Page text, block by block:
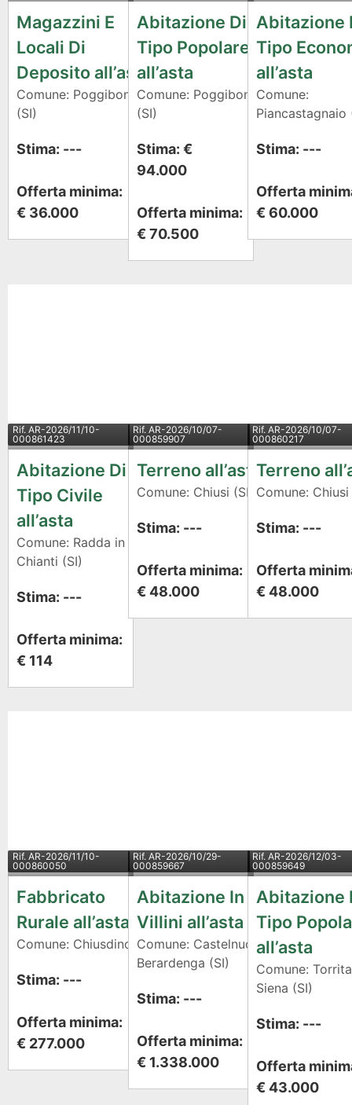
Magazzini E
Locali Di
Deposito all’asta
Comune: Poggibonsi
(SI)
Stima: ---
Offerta minima:
€ 36.000
Abitazione Di
Tipo Popolare
all’asta
Comune: Poggibonsi
(SI)
Stima: €
94.000
Offerta minima:
€ 70.500
Abitazione
Tipo
all’asta
Comune:
Piancastagnaio
Stima: ---
Offerta
€ 60.000
Rif. AR-2026/11/10-
000861423
Abitazione Di
Tipo Civile
all’asta
Comune: Radda in
Chianti (SI)
Stima: ---
Offerta minima:
€ 114
Rif. AR-2026/10/07-
000859907
Terreno all’asta
Comune: Chiusi (SI)
Stima: ---
Offerta minima:
€ 48.000
Rif.AR-2026/10/07-
000860217
Terreno
Comune: Chiusi
Stima: ---
Offerta
€ 48.000
Rif. AR-2026/11/10-
000860050
Fabbricato
Rurale all’asta
Comune: Chiusdino (SI)
Stima: ---
Offerta minima:
€ 277.000
Rif. AR-2026/10/29-
000859667
Abitazione In
Villini all’asta
Comune: Castelnuovo
Berardenga (SI)
Stima: ---
Offerta minima:
€ 1.338.000
Rif.AR-2026/12/03-
000859649
Abitazione
Tipo
all’asta
Comune:
Siena (SI)
Stima: ---
Offerta
€ 43.000